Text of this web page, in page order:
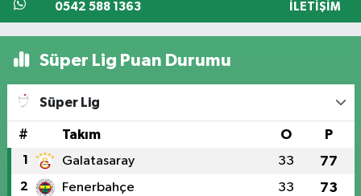
0542 588 1363 İLETIŞIM
Süper Lig Puan Durumu
Süper Lig
# Takım O P
1 Galatasaray 33 77
2 Fenerbahçe 33 73